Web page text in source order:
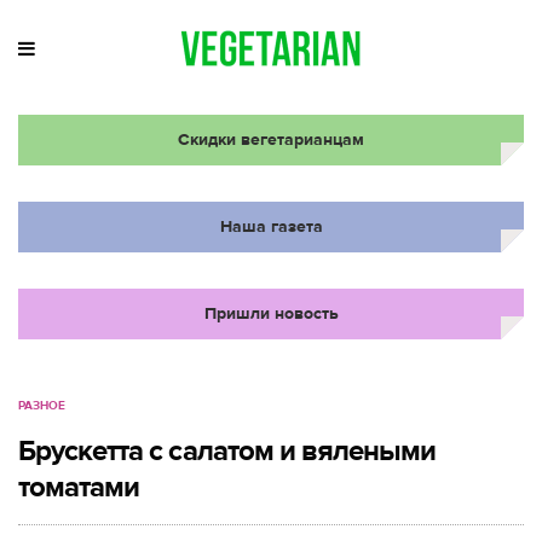
Скидки вегетарианцам
Наша газета
Пришли новость
РАЗНОЕ
Брускетта с салатом и вялеными
томатами